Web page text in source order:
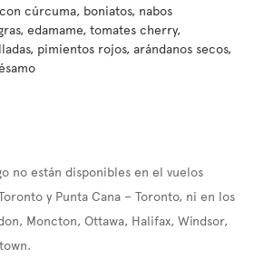
cúrcuma, boniatos, nabos
edamame, tomates cherry,
pimientos rojos, arándanos secos,
no están disponibles en el vuelos
y Punta Cana – Toronto, ni en los
Moncton, Ottawa, Halifax, Windsor,